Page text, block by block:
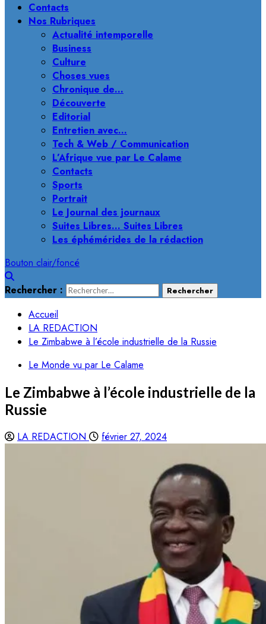
Contacts
Nos Rubriques
Actualité intemporelle
Business
Culture
Choses vues
Chronique de…
Découverte
Editorial
Entretien avec…
Tech & Web / Communication
L’Afrique vue par Le Calame
Contacts
Sports
Portrait
Le Journal des journaux
Suites Libres… Suites Libres
Les éphémérides de la rédaction
Bouton clair/foncé
Rechercher :
Accueil
LA REDACTION
Le Zimbabwe à l’école industrielle de la Russie
Le Monde vu par Le Calame
Le Zimbabwe à l’école industrielle de la
Russie
LA REDACTION février 27, 2024